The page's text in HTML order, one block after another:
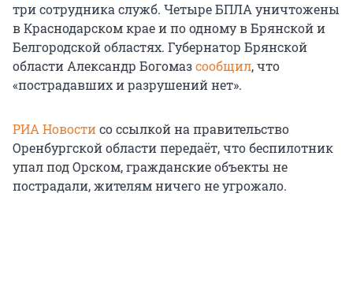
три сотрудника служб. Четыре БПЛА уничтожены
в Краснодарском крае и по одному в Брянской и
Белгородской областях. Губернатор Брянской
области Александр Богомазсообщил, что
«пострадавших и разрушений нет».
РИА Новостисо ссылкой на правительство
Оренбургской области передаёт, что беспилотник
упал под Орском, гражданские объекты не
пострадали, жителям ничего не угрожало.